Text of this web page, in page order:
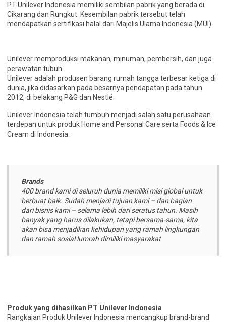
PT Unilever Indonesia memiliki sembilan pabrik yang berada di
Cikarang dan Rungkut. Kesembilan pabrik tersebut telah
mendapatkan sertifikasi halal dari Majelis Ulama Indonesia (MUI).
Unilever memproduksi makanan, minuman, pembersih, dan juga
perawatan tubuh.
Unilever adalah produsen barang rumah tangga terbesar ketiga di
dunia, jika didasarkan pada besarnya pendapatan pada tahun
2012, di belakang P&G dan Nestlé.
Unilever Indonesia telah tumbuh menjadi salah satu perusahaan
terdepan untuk produk Home and Personal Care serta Foods & Ice
Cream di Indonesia.
Brands
400 brand kami di seluruh dunia memiliki misi global untuk
berbuat baik. Sudah menjadi tujuan kami – dan bagian
dari bisnis kami – selama lebih dari seratus tahun. Masih
banyak yang harus dilakukan, tetapi bersama-sama, kita
akan bisa menjadikan kehidupan yang ramah lingkungan
dan ramah sosial lumrah dimiliki masyarakat
Produk yang dihasilkan PT Unilever Indonesia
Rangkaian Produk Unilever Indonesia mencangkup brand-brand